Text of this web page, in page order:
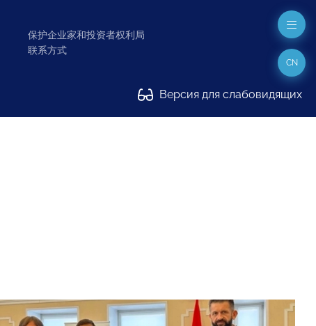
保护企业家和投资者权利局
联系方式
Версия для слабовидящих
CN